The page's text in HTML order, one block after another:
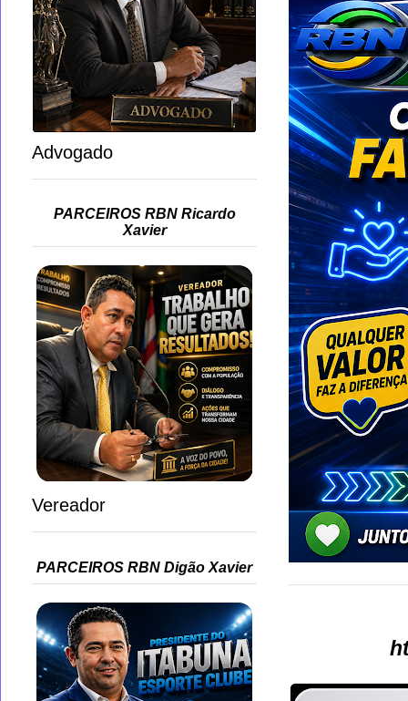
Advogado
PARCEIROS RBN Ricardo
Xavier
Vereador
PARCEIROS RBN Digão Xavier